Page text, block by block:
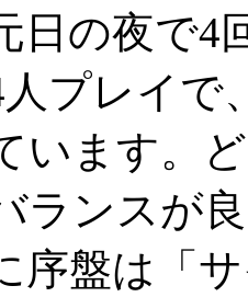
日の夜で4
プレイで
います。
ランスが
序盤は「